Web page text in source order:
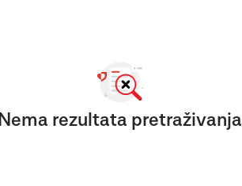
Nema rezultata pretraživanja